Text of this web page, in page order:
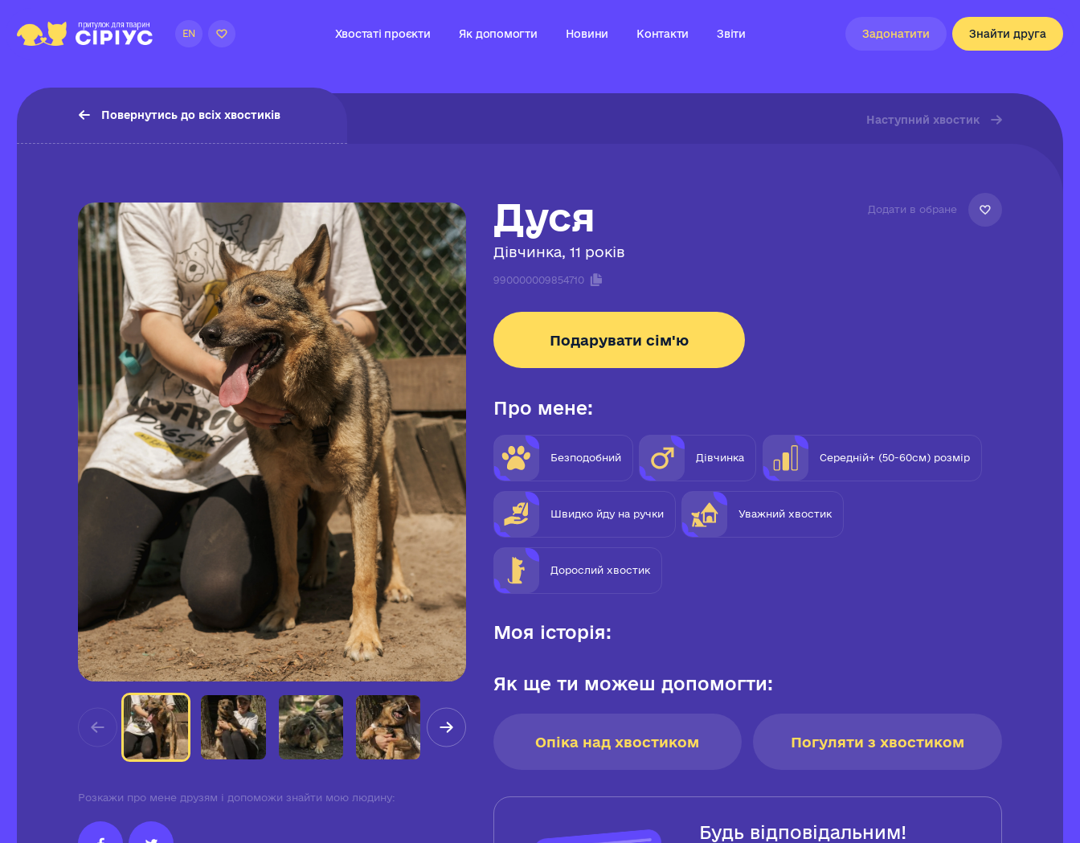
EN Хвостаті проєкти Як допомогти Новини Контакти Звіти Задонатити Знайти друга
Повернутись до всіх хвостиків Наступний хвостик
Розкажи про мене друзям і допоможи знайти мою людину:
Додати в обране
Дуся
Дівчинка, 11 років
990000009854710
Подарувати сім'ю
Про мене:
Безподобний Дівчинка Середній+ (50-60см) розмір
Швидко йду на ручки Уважний хвостик
Дорослий хвостик
Моя історія:
Як ще ти можеш допомогти:
Опіка над хвостиком Погуляти з хвостиком
Будь відповідальним!